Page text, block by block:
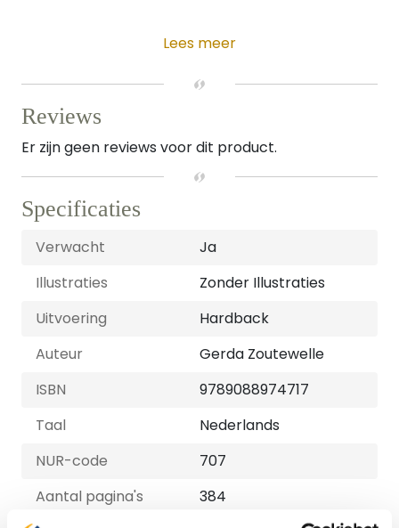
Lees meer
Reviews
Er zijn geen reviews voor dit product.
Specificaties
Verwacht
Ja
Illustraties
Zonder Illustraties
Uitvoering
Hardback
Auteur
Gerda Zoutewelle
ISBN
9789088974717
Taal
Nederlands
NUR-code
707
Aantal pagina's
384